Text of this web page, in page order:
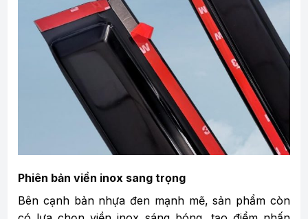
Phiên bản viền inox sang trọng
Bên cạnh bản nhựa đen mạnh mẽ, sản phẩm còn